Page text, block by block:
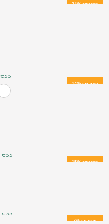
24% sparen
14% sparen
15% sparen
7% sparen